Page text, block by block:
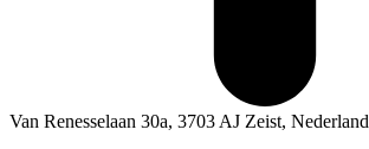
Van Renesselaan 30a, 3703 AJ Zeist, Nederland